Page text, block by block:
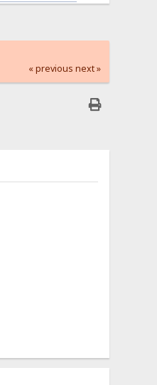
« previous next »